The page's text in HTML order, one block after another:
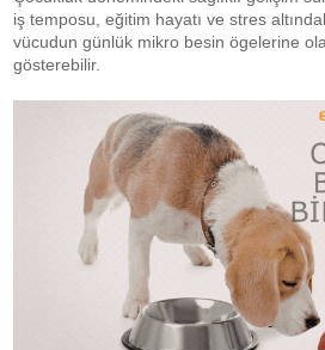
iş temposu, eğitim hayatı ve stres
vücudun günlük mikro besin ögelerine
gösterebilir.